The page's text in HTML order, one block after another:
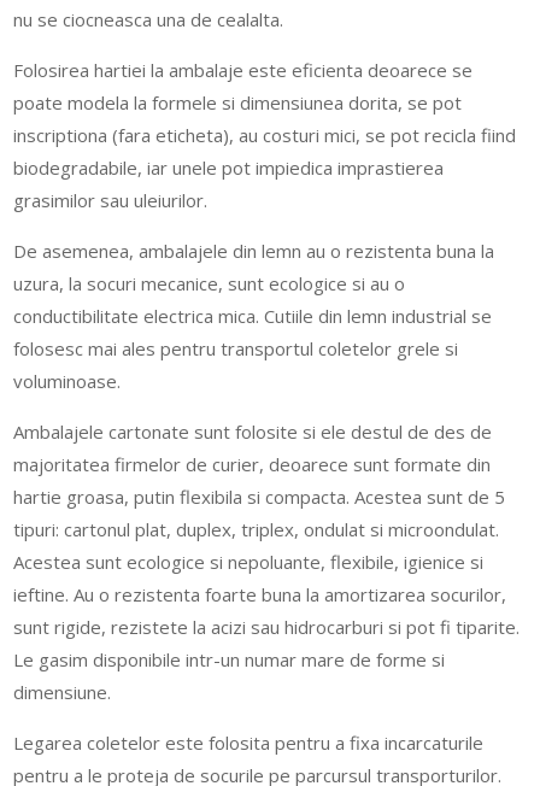
nu se ciocneasca una de cealalta.
Folosirea hartiei la ambalaje este eficienta deoarece se
poate modela la formele si dimensiunea dorita, se pot
inscriptiona (fara eticheta), au costuri mici, se pot recicla fiind
biodegradabile, iar unele pot impiedica imprastierea
grasimilor sau uleiurilor.
De asemenea, ambalajele din lemn au o rezistenta buna la
uzura, la socuri mecanice, sunt ecologice si au o
conductibilitate electrica mica. Cutiile din lemn industrial se
folosesc mai ales pentru transportul coletelor grele si
voluminoase.
Ambalajele cartonate sunt folosite si ele destul de des de
majoritatea firmelor de curier, deoarece sunt formate din
hartie groasa, putin flexibila si compacta. Acestea sunt de 5
tipuri: cartonul plat, duplex, triplex, ondulat si microondulat.
Acestea sunt ecologice si nepoluante, flexibile, igienice si
ieftine. Au o rezistenta foarte buna la amortizarea socurilor,
sunt rigide, rezistete la acizi sau hidrocarburi si pot fi tiparite.
Le gasim disponibile intr-un numar mare de forme si
dimensiune.
Legarea coletelor este folosita pentru a fixa incarcaturile
pentru a le proteja de socurile pe parcursul transporturilor.